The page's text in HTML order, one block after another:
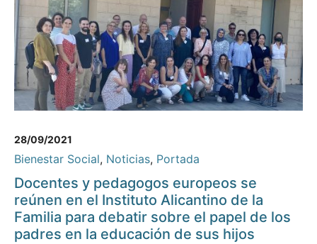
28/09/2021
Bienestar Social, Noticias, Portada
Docentes y pedagogos europeos se
reúnen en el Instituto Alicantino de la
Familia para debatir sobre el papel de los
padres en la educación de sus hijos